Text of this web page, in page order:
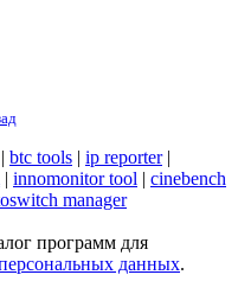
btc tools | ip reporter|
| innomonitor tool | cinebench
manager
программ для
данных.